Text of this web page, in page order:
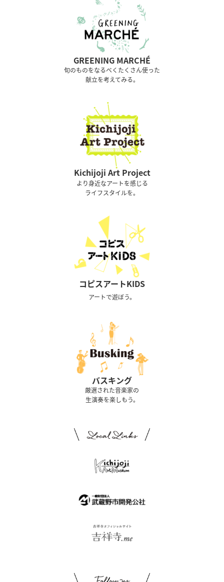
GREENING MARCHÉ
旬のものをなるべくたくさん使った
献立を考えてみる。
Kichijoji Art Project
より身近なアートを感じる
ライフスタイルを。
コピスアートKIDS
アートで遊ぼう。
バスキング
厳選された音楽家の
生演奏を楽しもう。